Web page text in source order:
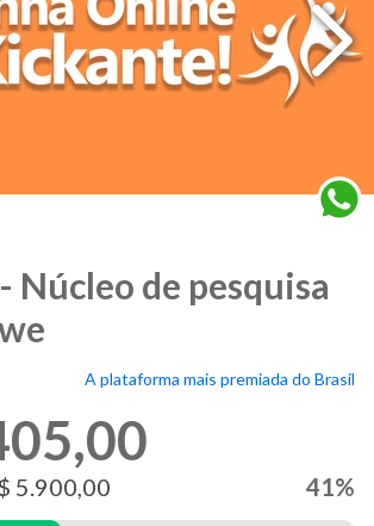
Núcleo de pesquisa
A plataforma mais premiada do Brasil
5.900,00 41%